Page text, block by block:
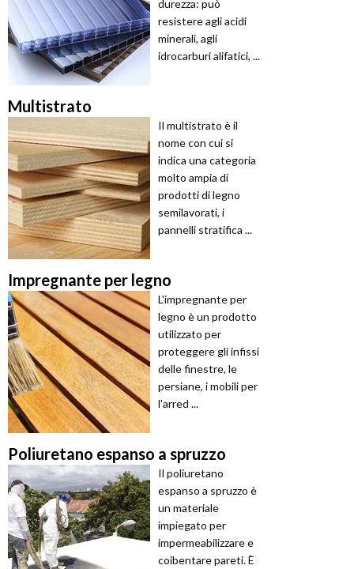
durezza: può
resistere agli acidi
minerali, agli
idrocarburi alifatici, ...
Multistrato
Il multistrato è il
nome con cui si
indica una categoria
molto ampia di
prodotti di legno
semilavorati, i
pannelli stratifica ...
Impregnante per legno
L'impregnante per
legno è un prodotto
utilizzato per
proteggere gli infissi
delle finestre, le
persiane, i mobili per
l'arred ...
Poliuretano espanso a spruzzo
Il poliuretano
espanso a spruzzo è
un materiale
impiegato per
impermeabilizzare e
coibentare pareti. È